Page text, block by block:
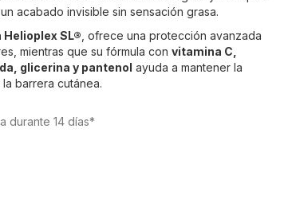
acabado invisible sin sensación grasa.
SL® , ofrece una protección avanzada
mientras que su fórmula convitamina C,
glicerina y pantenol ayuda a mantener la
barrera cutánea.
durante 14 días*